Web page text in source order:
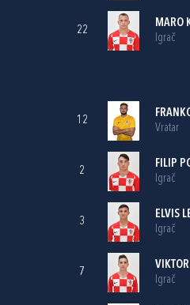
22
MARO
Igrač
12
Vratar
2
FILIP
Igrač
3
ELVIS
Igrač
7
Igrač